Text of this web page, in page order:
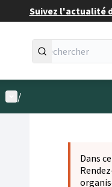
Suivez l'actualité
Menu utilisateur
/
Dans